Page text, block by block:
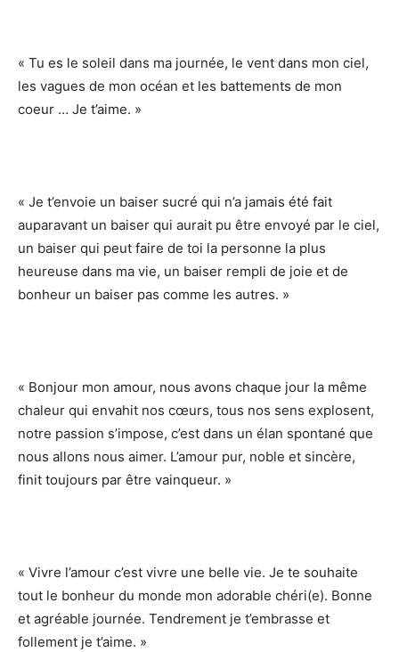
« Tu es le soleil dans ma journée, le vent dans mon ciel,
les vagues de mon océan et les battements de mon
coeur … Je t’aime. »
« Je t’envoie un baiser sucré qui n’a jamais été fait
auparavant un baiser qui aurait pu être envoyé par le ciel,
un baiser qui peut faire de toi la personne la plus
heureuse dans ma vie, un baiser rempli de joie et de
bonheur un baiser pas comme les autres. »
« Bonjour mon amour, nous avons chaque jour la même
chaleur qui envahit nos cœurs, tous nos sens explosent,
notre passion s’impose, c’est dans un élan spontané que
nous allons nous aimer. L’amour pur, noble et sincère,
finit toujours par être vainqueur. »
« Vivre l’amour c’est vivre une belle vie. Je te souhaite
tout le bonheur du monde mon adorable chéri(e). Bonne
et agréable journée. Tendrement je t’embrasse et
follement je t’aime. »